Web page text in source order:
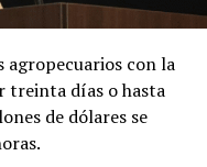
agropecuarios con la
treinta días o hasta
de dólares se